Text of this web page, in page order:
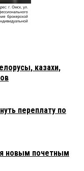
казахи,
переплату по
новым почетным